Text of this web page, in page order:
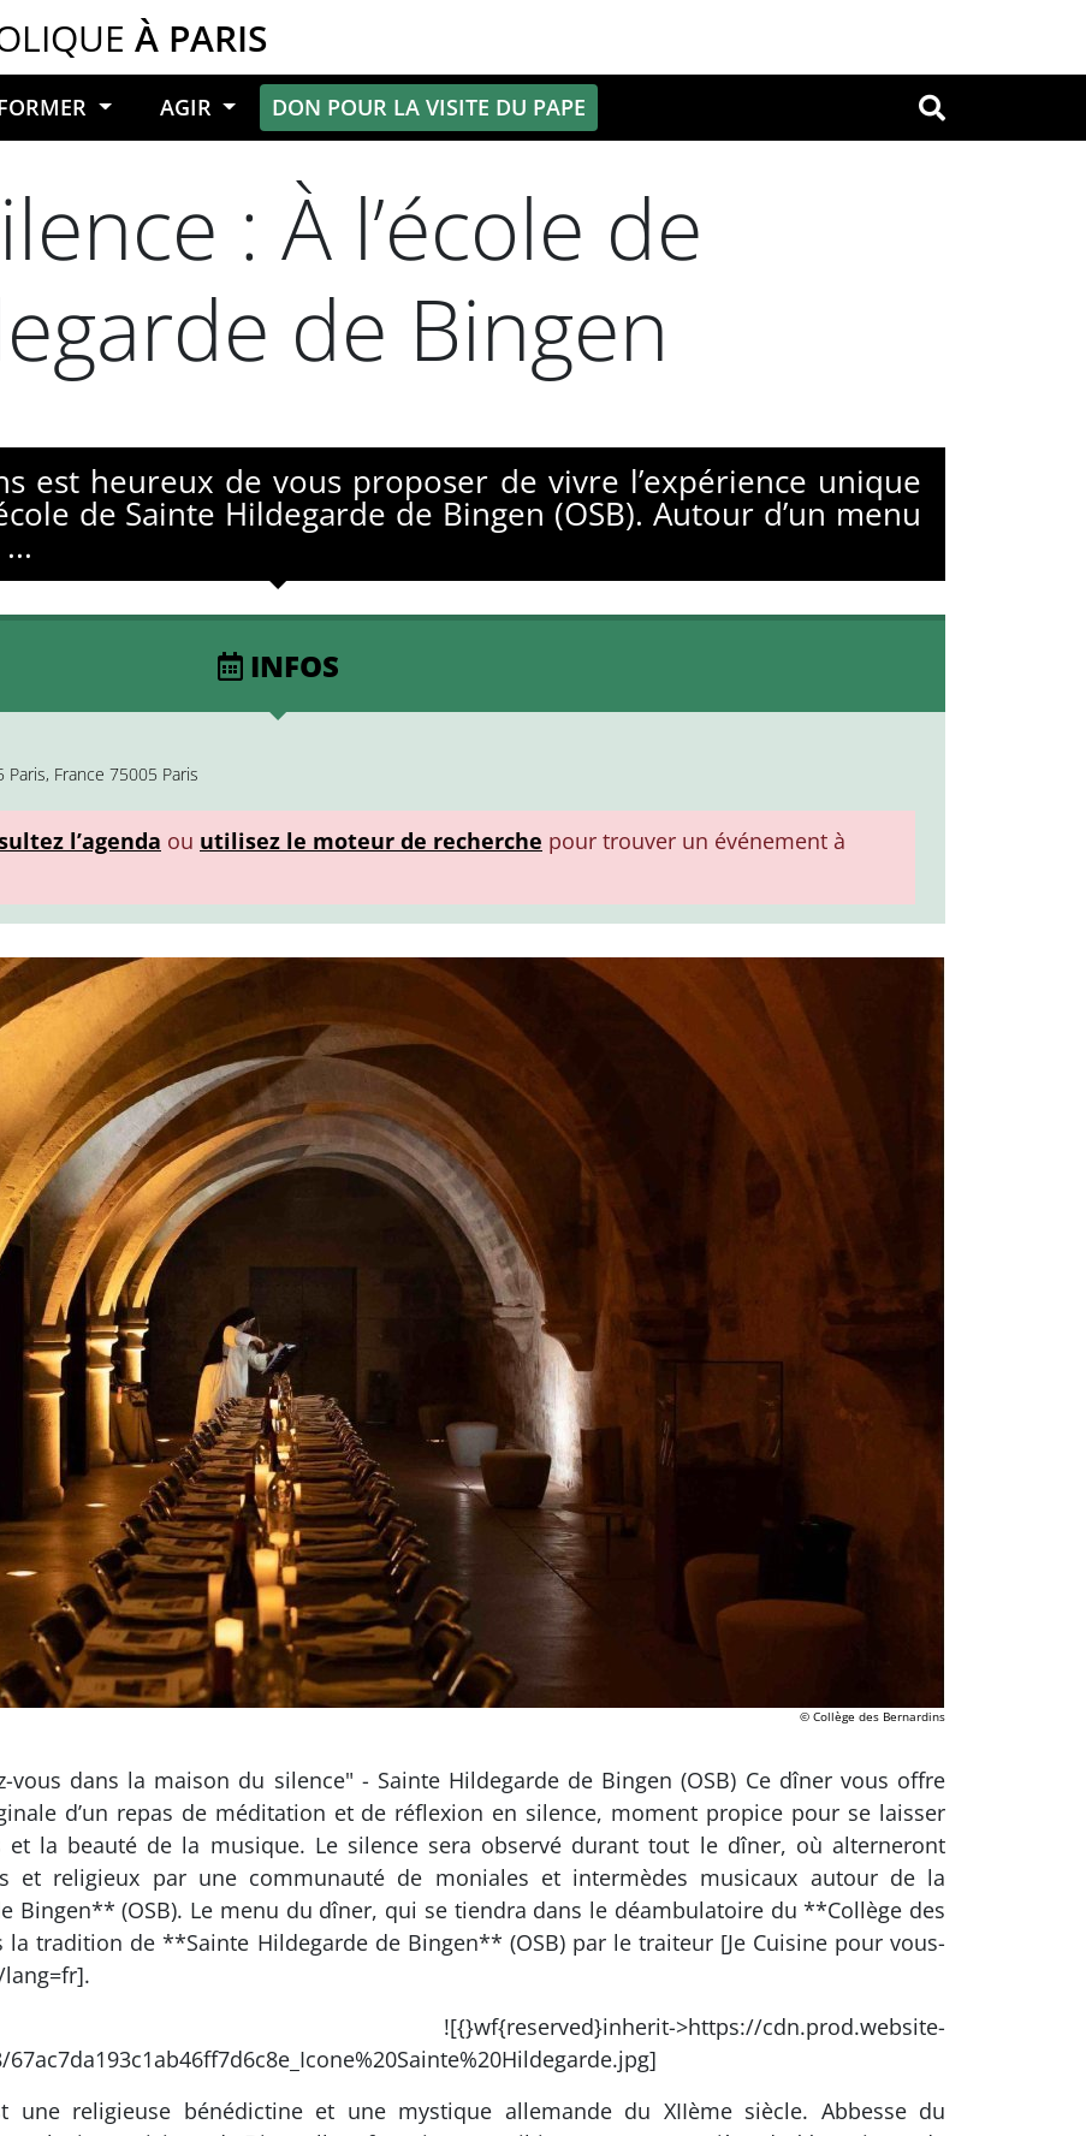
À PARIS
OK
AGIR DON POUR LA VISITE DU PAPE
: À l’école de
de Bingen
est heureux de vous proposer de vivre l’expérience unique
de Sainte Hildegarde de Bingen (OSB). Autour d’un menu
INFOS
France 75005 Paris
l’agenda ou utilisez le moteur de recherche pour trouver un événement à
© Collège des Bernardins
dans la maison du silence" - Sainte Hildegarde de Bingen (OSB) Ce dîner vous offre
d’un repas de méditation et de réflexion en silence, moment propice pour se laisser
la beauté de la musique. Le silence sera observé durant tout le dîner, où alterneront
et religieux par une communauté de moniales et intermèdes musicaux autour de la
Bingen** (OSB). Le menu du dîner, qui se tiendra dans le déambulatoire du **Collège des
tradition de **Sainte Hildegarde de Bingen** (OSB) par le traiteur [Je Cuisine pour vous-
>https://cdn.prod.website-
religieuse bénédictine et une mystique allemande du XIIème siècle. Abbesse du